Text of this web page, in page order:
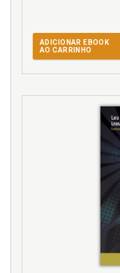
ADICIONAR EBOOK
AO CARRINHO